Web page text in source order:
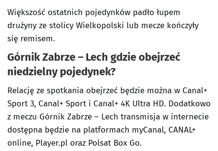
Większość ostatnich pojedynków padło łupem
drużyny ze stolicy Wielkopolski lub mecze kończyły
się remisem.
Górnik Zabrze – Lech gdzie obejrzeć
niedzielny pojedynek?
Relację ze spotkania obejrzeć będzie można w Canal+
Sport 3, Canal+ Sport i Canal+ 4K Ultra HD. Dodatkowo
z meczu Górnik Zabrze – Lech transmisja w internecie
dostępna będzie na platformach myCanal, CANAL+
online, Player.pl oraz Polsat Box Go.